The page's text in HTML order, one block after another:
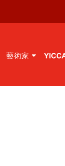
藝術家